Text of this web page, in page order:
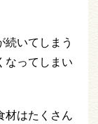
いてしまう
なってしまい
材はたくさん